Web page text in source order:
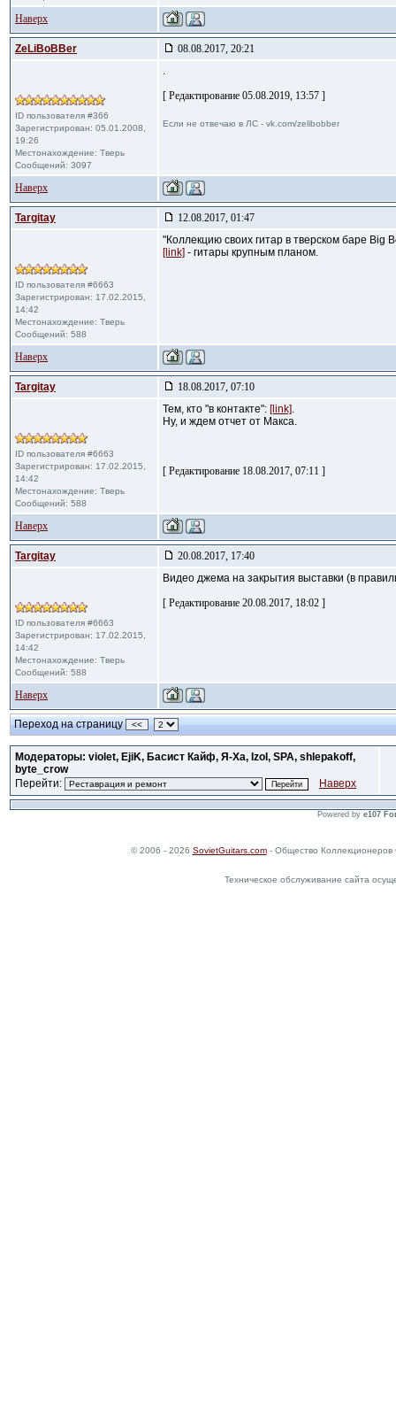
Наверх
ZeLiBoBBer 08.08.2017, 20:21
ID пользователя #366
Зарегистрирован: 05.01.2008,
19:26
Местонахождение: Тверь
Сообщений: 3097
.
[ Редактирование 05.08.2019, 13:57 ]
Если не отвечаю в ЛС - vk.com/zelibobber
Наверх
Targitay 12.08.2017, 01:47
ID пользователя #6663
Зарегистрирован: 17.02.2015,
14:42
Местонахождение: Тверь
Сообщений: 588
"Коллекцию своих гитар в тверском баре Big
[link] - гитары крупным планом.
Наверх
Targitay 18.08.2017, 07:10
ID пользователя #6663
Зарегистрирован: 17.02.2015,
14:42
Местонахождение: Тверь
Сообщений: 588
Тем, кто "в контакте": [link].
Ну, и ждем отчет от Макса.
[ Редактирование 18.08.2017, 07:11 ]
Наверх
Targitay 20.08.2017, 17:40
ID пользователя #6663
Зарегистрирован: 17.02.2015,
14:42
Местонахождение: Тверь
Сообщений: 588
Видео джема на закрытия выставки (в
[ Редактирование 20.08.2017, 18:02 ]
Наверх
Переход на страницу <<
Модераторы: violet, EjiK, Басист Кайф, Я-Ха, Izol, SPA, shlepakoff,
byte_crow
Перейти:
Наверх
Powered by e107
© 2006 - 2026 SovietGuitars.com- Общество Коллекционеров
Техническое обслуживание сайта